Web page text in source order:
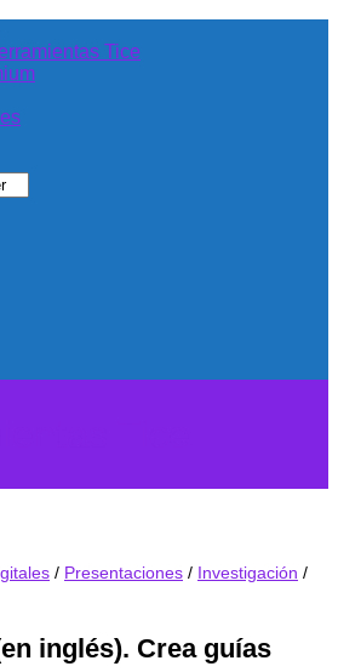
Tice
/ Presentaciones / Investigación /
inglés). Crea guías